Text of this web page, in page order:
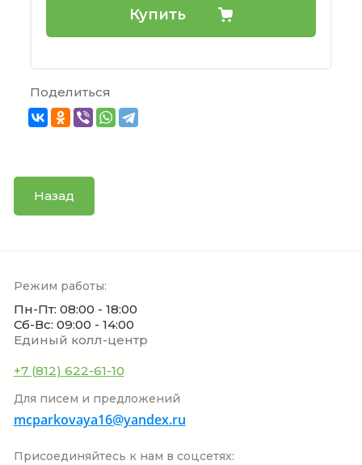
Купить
Поделиться
Назад
Режим работы:
Пн-Пт: 08:00 - 18:00
Сб-Вс: 09:00 - 14:00
Единый колл-центр
+7 (812) 622-61-10
Для писем и предложений
mcparkovaya16@yandex.ru
Присоединяйтесь к нам в соцсетях: